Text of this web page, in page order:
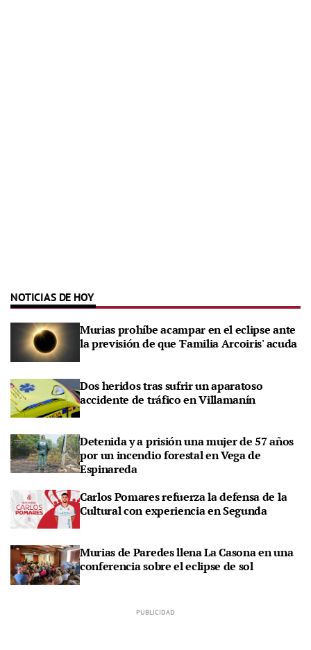
NOTICIAS DE HOY
Murias prohíbe acampar en el eclipse ante
la previsión de que 'Familia Arcoiris' acuda
Dos heridos tras sufrir un aparatoso
accidente de tráfico en Villamanín
Detenida y a prisión una mujer de 57 años
por un incendio forestal en Vega de
Espinareda
Carlos Pomares refuerza la defensa de la
Cultural con experiencia en Segunda
Murias de Paredes llena La Casona en una
conferencia sobre el eclipse de sol